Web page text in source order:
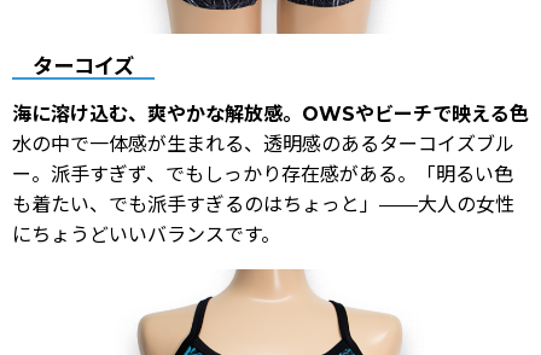
ターコイズ
海に溶け込む、爽やかな解放感。OWSやビーチで映える色
水の中で一体感が生まれる、透明感のあるターコイズブル
ー。派手すぎず、でもしっかり存在感がある。「明るい色
も着たい、でも派手すぎるのはちょっと」——大人の女性
にちょうどいいバランスです。